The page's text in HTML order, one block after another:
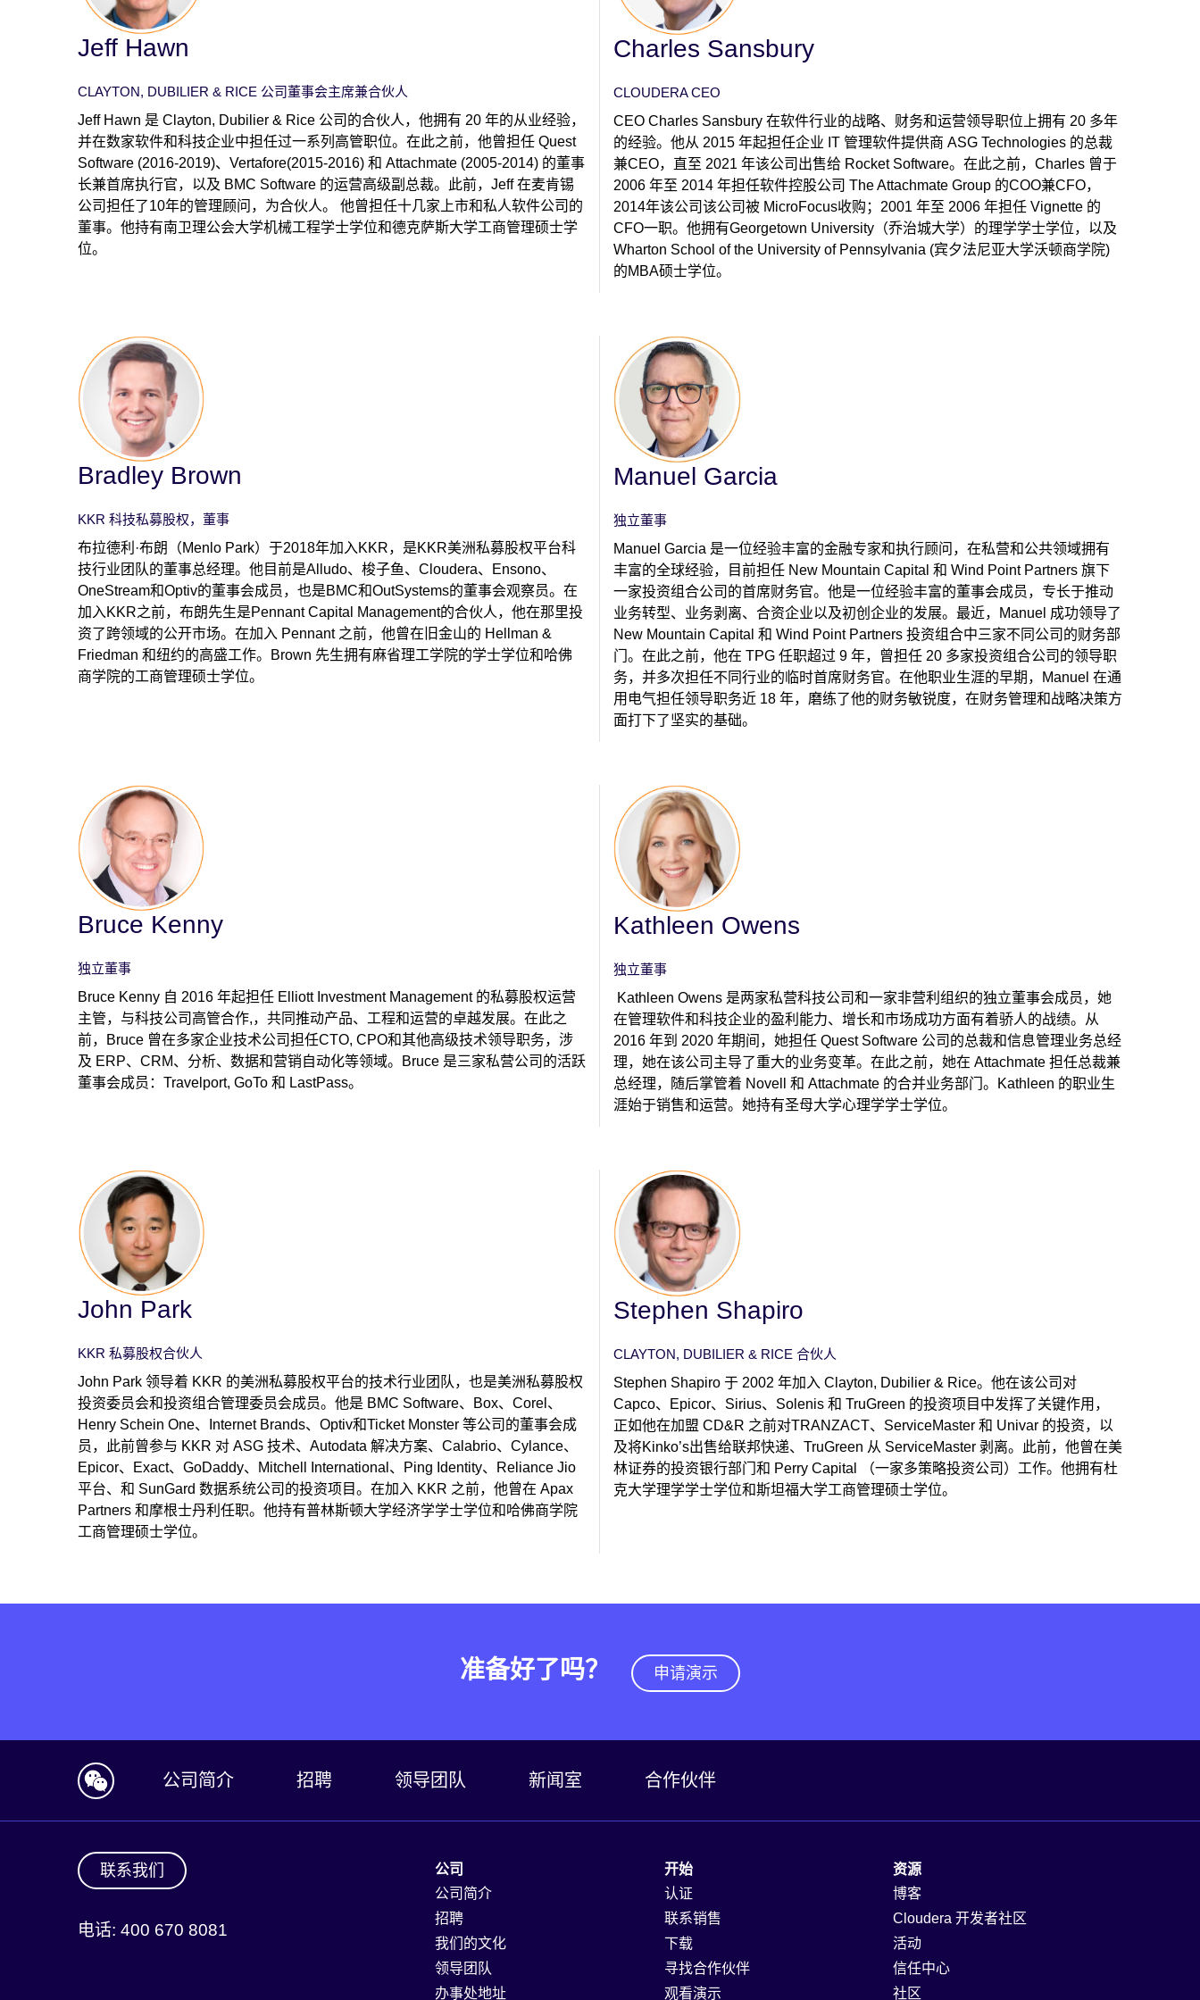
Jeff Hawn
CLAYTON, DUBILIER & RICE 公司董事会主席兼合伙人
Jeff Hawn 是 Clayton, Dubilier & Rice 公司的合伙人，他拥有 20 年的从业经验，
并在数家软件和科技企业中担任过一系列高管职位。在此之前，他曾担任 Quest
Software (2016-2019)、Vertafore(2015-2016) 和 Attachmate (2005-2014) 的董事
长兼首席执行官，以及 BMC Software 的运营高级副总裁。此前，Jeff 在麦肯锡
公司担任了10年的管理顾问，为合伙人。 他曾担任十几家上市和私人软件公司的
董事。他持有南卫理公会大学机械工程学士学位和德克萨斯大学工商管理硕士学
位。
Charles Sansbury
CLOUDERA CEO
CEO Charles Sansbury 在软件行业的战略、财务和运营领导职位上拥有 20 多年
的经验。他从 2015 年起担任企业 IT 管理软件提供商 ASG Technologies 的总裁
兼CEO，直至 2021 年该公司出售给 Rocket Software。在此之前，Charles 曾于
2006 年至 2014 年担任软件控股公司 The Attachmate Group 的COO兼CFO，
2014年该公司该公司被 MicroFocus收购；2001 年至 2006 年担任 Vignette 的
CFO一职。他拥有Georgetown University（乔治城大学）的理学学士学位，以及
Wharton School of the University of Pennsylvania (宾夕法尼亚大学沃顿商学院)
的MBA硕士学位。
Bradley Brown
KKR 科技私募股权，董事
布拉德利·布朗（Menlo Park）于2018年加入KKR，是KKR美洲私募股权平台科
技行业团队的董事总经理。他目前是Alludo、梭子鱼、Cloudera、Ensono、
OneStream和Optiv的董事会成员，也是BMC和OutSystems的董事会观察员。在
加入KKR之前，布朗先生是Pennant Capital Management的合伙人，他在那里投
资了跨领域的公开市场。在加入 Pennant 之前，他曾在旧金山的 Hellman &
Friedman 和纽约的高盛工作。Brown 先生拥有麻省理工学院的学士学位和哈佛
商学院的工商管理硕士学位。
Manuel Garcia
独立董事
Manuel Garcia 是一位经验丰富的金融专家和执行顾问，在私营和公共领域拥有
丰富的全球经验，目前担任 New Mountain Capital 和 Wind Point Partners 旗下
一家投资组合公司的首席财务官。他是一位经验丰富的董事会成员，专长于推动
业务转型、业务剥离、合资企业以及初创企业的发展。最近，Manuel 成功领导了
New Mountain Capital 和 Wind Point Partners 投资组合中三家不同公司的财务部
门。在此之前，他在 TPG 任职超过 9 年，曾担任 20 多家投资组合公司的领导职
务，并多次担任不同行业的临时首席财务官。在他职业生涯的早期，Manuel 在通
用电气担任领导职务近 18 年，磨练了他的财务敏锐度，在财务管理和战略决策方
面打下了坚实的基础。
Bruce Kenny
独立董事
Bruce Kenny 自 2016 年起担任 Elliott Investment Management 的私募股权运营
主管，与科技公司高管合作,，共同推动产品、工程和运营的卓越发展。在此之
前，Bruce 曾在多家企业技术公司担任CTO, CPO和其他高级技术领导职务，涉
及 ERP、CRM、分析、数据和营销自动化等领域。Bruce 是三家私营公司的活跃
董事会成员：Travelport, GoTo 和 LastPass。
Kathleen Owens
独立董事
Kathleen Owens 是两家私营科技公司和一家非营利组织的独立董事会成员，她
在管理软件和科技企业的盈利能力、增长和市场成功方面有着骄人的战绩。从
2016 年到 2020 年期间，她担任 Quest Software 公司的总裁和信息管理业务总经
理，她在该公司主导了重大的业务变革。在此之前，她在 Attachmate 担任总裁兼
总经理，随后掌管着 Novell 和 Attachmate 的合并业务部门。Kathleen 的职业生
涯始于销售和运营。她持有圣母大学心理学学士学位。
John Park
KKR 私募股权合伙人
John Park 领导着 KKR 的美洲私募股权平台的技术行业团队，也是美洲私募股权
投资委员会和投资组合管理委员会成员。他是 BMC Software、Box、Corel、
Henry Schein One、Internet Brands、Optiv和Ticket Monster 等公司的董事会成
员，此前曾参与 KKR 对 ASG 技术、Autodata 解决方案、Calabrio、Cylance、
Epicor、Exact、GoDaddy、Mitchell International、Ping Identity、Reliance Jio
平台、和 SunGard 数据系统公司的投资项目。在加入 KKR 之前，他曾在 Apax
Partners 和摩根士丹利任职。他持有普林斯顿大学经济学学士学位和哈佛商学院
工商管理硕士学位。
Stephen Shapiro
CLAYTON, DUBILIER & RICE 合伙人
Stephen Shapiro 于 2002 年加入 Clayton, Dubilier & Rice。他在该公司对
Capco、Epicor、Sirius、Solenis 和 TruGreen 的投资项目中发挥了关键作用，
正如他在加盟 CD&R 之前对TRANZACT、ServiceMaster 和 Univar 的投资，以
及将Kinko’s出售给联邦快递、TruGreen 从 ServiceMaster 剥离。此前，他曾在美
林证券的投资银行部门和 Perry Capital （一家多策略投资公司）工作。他拥有杜
克大学理学学士学位和斯坦福大学工商管理硕士学位。
准备好了吗？ 申请演示
公司简介 招聘 领导团队 新闻室 合作伙伴
联系我们
电话: 400 670 8081
公司
公司简介
招聘
我们的文化
领导团队
办事处地址
开始
认证
联系销售
下载
寻找合作伙伴
观看演示
资源
博客
Cloudera 开发者社区
活动
信任中心
社区